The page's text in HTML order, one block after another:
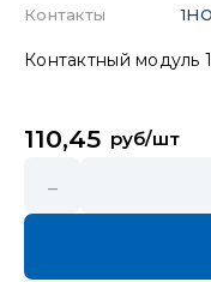
Контакты 1НО
Контактный модуль
110,45 руб/шт
-